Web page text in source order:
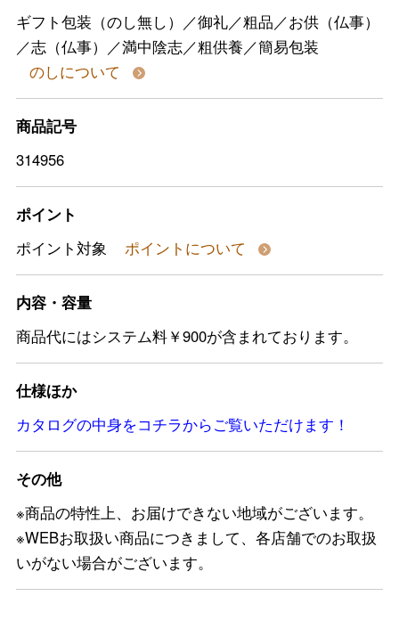
ギフト包装（のし無し）／御礼／粗品／お供（仏事）
／志（仏事）／満中陰志／粗供養／簡易包装
のしについて
商品記号
314956
ポイント
ポイント対象
ポイントについて
内容・容量
商品代にはシステム料￥900が含まれております。
仕様ほか
カタログの中身をコチラからご覧いただけます！
その他
※商品の特性上、お届けできない地域がございます。
※WEBお取扱い商品につきまして、各店舗でのお取扱
いがない場合がございます。